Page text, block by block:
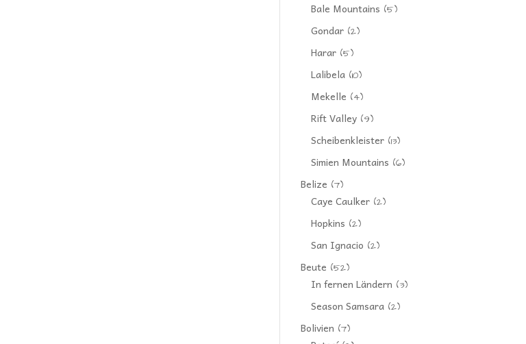
Bale Mountains (5)
Gondar (2)
Harar (5)
Lalibela (10)
Mekelle (4)
Rift Valley (9)
Scheibenkleister (13)
Simien Mountains (6)
Belize (7)
Caye Caulker (2)
Hopkins (2)
San Ignacio (2)
Beute (52)
In fernen Ländern (3)
Season Samsara (2)
Bolivien (7)